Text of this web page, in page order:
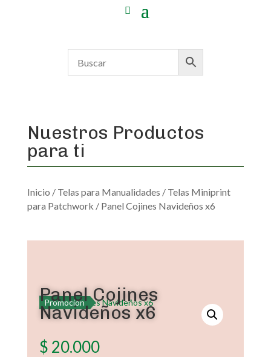
Nuestros Productos
para ti
Inicio / Telas para Manualidades / Telas Miniprint
para Patchwork / Panel Cojines Navideños x6
Promoción
Panel Cojines
Navideños x6
$ 20.000